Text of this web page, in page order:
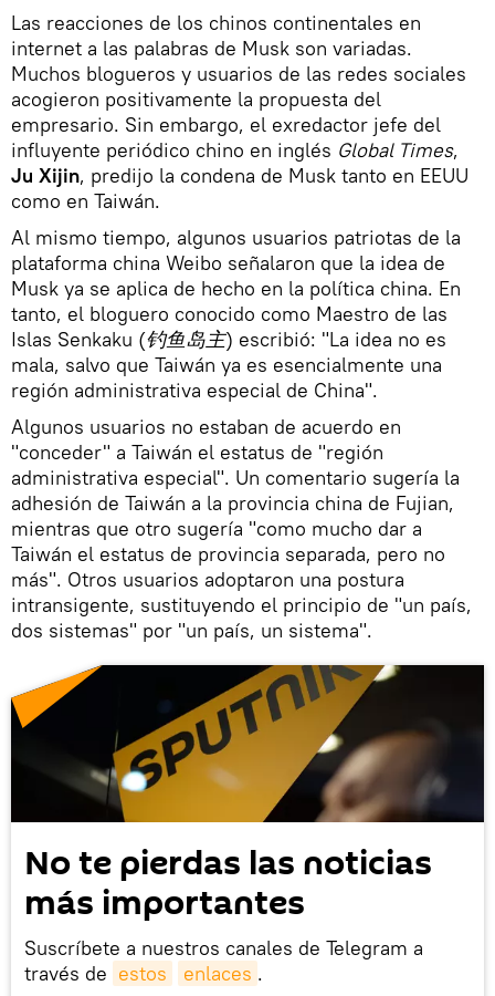
Las reacciones de los chinos continentales en
internet a las palabras de Musk son variadas.
Muchos blogueros y usuarios de las redes sociales
acogieron positivamente la propuesta del
empresario. Sin embargo, el exredactor jefe del
influyente periódico chino en inglés Global Times,
Ju Xijin, predijo la condena de Musk tanto en EEUU
como en Taiwán.
Al mismo tiempo, algunos usuarios patriotas de la
plataforma china Weibo señalaron que la idea de
Musk ya se aplica de hecho en la política china. En
tanto, el bloguero conocido como Maestro de las
Islas Senkaku (钓鱼岛主) escribió: "La idea no es
mala, salvo que Taiwán ya es esencialmente una
región administrativa especial de China".
Algunos usuarios no estaban de acuerdo en
"conceder" a Taiwán el estatus de "región
administrativa especial". Un comentario sugería la
adhesión de Taiwán a la provincia china de Fujian,
mientras que otro sugería "como mucho dar a
Taiwán el estatus de provincia separada, pero no
más". Otros usuarios adoptaron una postura
intransigente, sustituyendo el principio de "un país,
dos sistemas" por "un país, un sistema".
No te pierdas las noticias
más importantes
Suscríbete a nuestros canales de Telegram a
través de estos enlaces .